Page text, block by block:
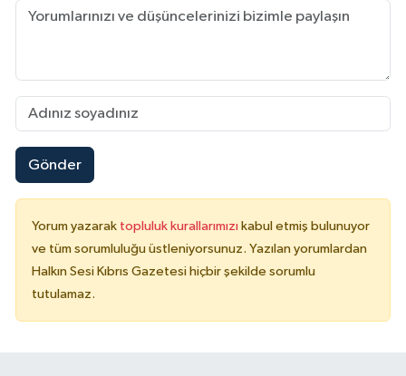
Gönder
Yorum yazarak topluluk kurallarımızı kabul etmiş bulunuyor
ve tüm sorumluluğu üstleniyorsunuz. Yazılan yorumlardan
Halkın Sesi Kıbrıs Gazetesi hiçbir şekilde sorumlu
tutulamaz.